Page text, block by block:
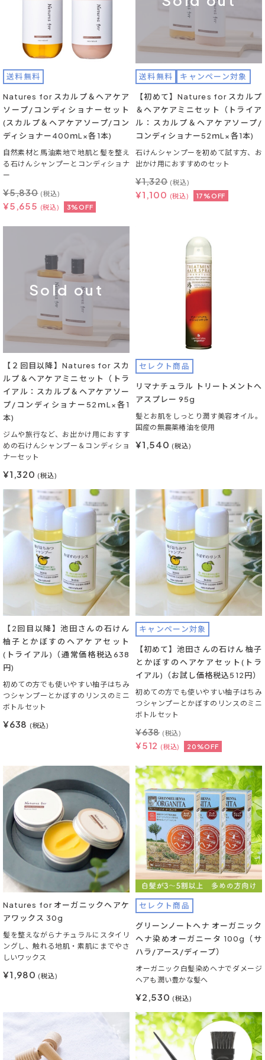
送料無料
Natures for スカルプ＆ヘアケア
ソープ/コンディショナーセット
(スカルプ＆ヘアケアソープ/コン
ディショナー400ｍL×各1本)
自然素材と馬油素地で地肌と髪を整え
る石けんシャンプーとコンディショナ
ー
¥5,655 (税込) 3%OFF
¥5,830 (税込)
送料無料 キャンペーン対象
【初めて】Natures for スカルプ
＆ヘアケアミニセット（トライア
ル：スカルプ＆ヘアケアソープ/
コンディショナー52ｍL×各1本)
石けんシャンプーを初めて試す方、お
出かけ用におすすめのセット
¥1,100 (税込) 17%OFF
¥1,320 (税込)
Sold out
【２回目以降】Natures for スカ
ルプ＆ヘアケアミニセット（トラ
イアル：スカルプ＆ヘアケアソー
プ/コンディショナー52ｍL×各1
本)
ジムや旅行など、お出かけ用におすす
めの石けんシャンプー＆コンディショ
ナーセット
¥1,320 (税込)
セレクト商品
リマナチュラル トリートメントへ
アスプレー 95g
髪とお肌をしっとり潤す美容オイル。
国産の無農薬椿油を使用
¥1,540 (税込)
【2回目以降】池田さんの石けん
柚子とかぼすのヘアケアセット
(トライアル)（通常価格税込638
円)
初めての方でも使いやすい柚子はちみ
つシャンプーとかぼすのリンスのミニ
ボトルセット
¥638 (税込)
キャンペーン対象
【初めて】池田さんの石けん 柚子
とかぼすのヘアケアセット(トラ
イアル)（お試し価格税込512円）
初めての方でも使いやすい柚子はちみ
つシャンプーとかぼすのリンスのミニ
ボトルセット
¥512 (税込) 20%OFF
¥638 (税込)
Natures for オーガニックヘアケ
アワックス 30g
髪を整えながらナチュラルにスタイリ
ングし、触れる地肌・素肌にまでやさ
しいワックス
¥1,980 (税込)
セレクト商品
グリーンノートヘナ オーガニック
ヘナ染めオーガニータ 100g（サ
ハラ/アース/ディープ）
オーガニック白髪染めヘナでダメージ
ヘアも潤い豊かな髪へ
¥2,530 (税込)